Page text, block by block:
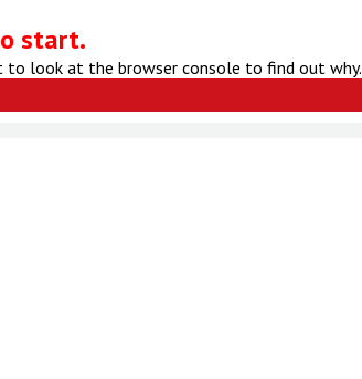
start.
look at the browser console to find out why.